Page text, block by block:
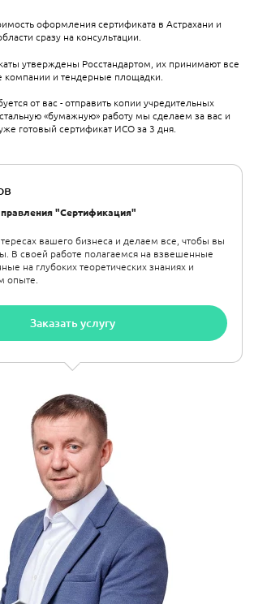
"Сертификация"
вашего бизнеса и делаем все, чтобы вы
В своей работе полагаемся на взвешенные
на глубоких теоретических знаниях и
опыте.
Заказать услугу
оформления сертификата в Астрахани и
сразу на консультации.
утверждены Росстандартом, их принимают все
компании и тендерные площадки.
от вас - отправить копии учредительных
«бумажную» работу мы сделаем за вас и
готовый сертификат ИСО за 3 дня.